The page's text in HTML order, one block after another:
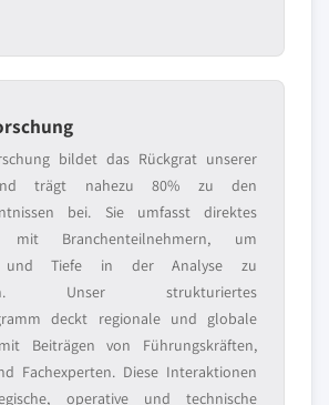
bildet das Rückgrat unserer
trägt nahezu 80% zu den
bei. Sie umfasst direktes
mit Branchenteilnehmern, um
und Tiefe in der Analyse zu
Unser strukturiertes
deckt regionale und globale
Beiträgen von Führungskräften,
Fachexperten. Diese Interaktionen
operative und technische